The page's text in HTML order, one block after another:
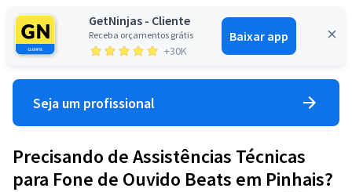
GetNinjas - Cliente
Receba orçamentos grátis
+30K
Baixar app
Entrar
Seja um profissional
Precisando de Assistências Técnicas
para Fone de Ouvido Beats em Pinhais?